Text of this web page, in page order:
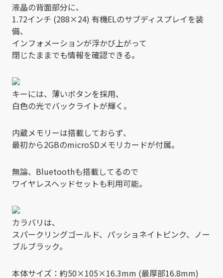
液晶の背面部分に、
1.72インチ (288×24) 有機ELのサブディスプレイを装
備、
インフォメーションが浮かび上がって
閉じたままでも情報を確認できる。
キーには、薄いボタンを採用、
白色の光でバックライトが輝く。
内蔵メモリーは搭載しておらず、
最初から2GBのmicroSDメモリカードが付属。
無論、Bluetoothも搭載してるので
ワイヤレスヘッドセットも利用可能。
カラバリは、
スパークリングゴールド、パッショネイトピンク、ノー
ブルブラック。
本体サイズ：約50×105×16.3mm (最厚部16.8mm)